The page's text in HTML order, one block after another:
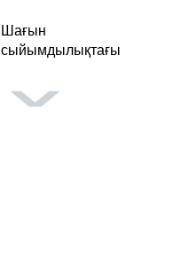
Шағын
сыйымдылықтағы